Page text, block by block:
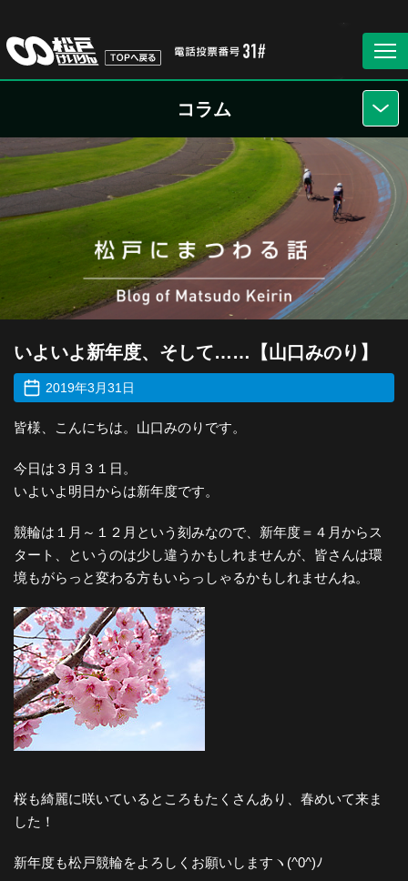
コラム
いよいよ新年度、そして……【山口みのり】
2019年3月31日
皆様、こんにちは。山口みのりです。
今日は３月３１日。
いよいよ明日からは新年度です。
競輪は１月～１２月という刻みなので、新年度＝４月からス
タート、というのは少し違うかもしれませんが、皆さんは環
境もがらっと変わる方もいらっしゃるかもしれませんね。
桜も綺麗に咲いているところもたくさんあり、春めいて来ま
した！
新年度も松戸競輪をよろしくお願いしますヽ(^0^)ﾉ